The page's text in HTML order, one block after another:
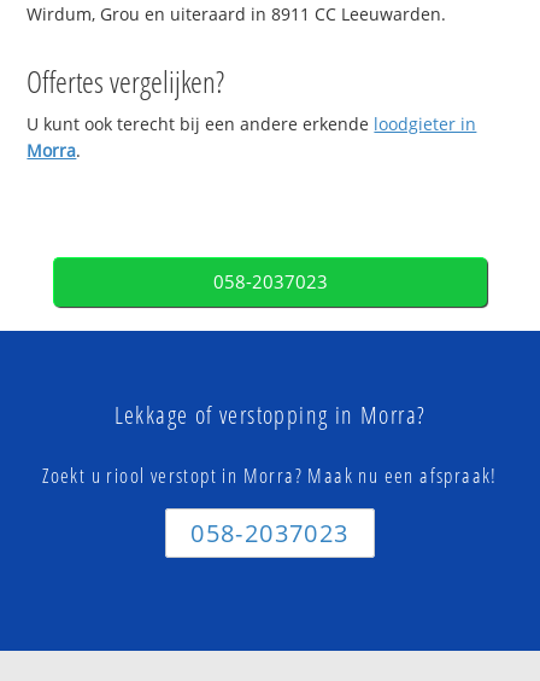
Wirdum, Grou en uiteraard in 8911 CC Leeuwarden.
Offertes vergelijken?
U kunt ook terecht bij een andere erkende loodgieter in
Morra.
058-2037023
Lekkage of verstopping in Morra?
Zoekt u riool verstopt in Morra? Maak nu een afspraak!
058-2037023